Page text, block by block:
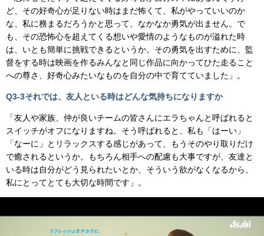
ど、その好奇心が足りない時はまだ怖くて、私がやっていいのか
な、私に務まるだろうかと思って、なかなか勇気が出ません。で
も、その恐怖心を超えてくる想いや愛情のようなものが溢れた時
は、いとも簡単に挑戦できるというか。その勇気を出すために、監
督をする時は映画を作るみんなと同じ作品に向かってひた走ること
への尊さ、好奇心みたいなものを自分の中で育てていました」。
Q3-3それでは、友人といる時はどんな気持ちになりますか
「友人や家族、仲が良いチームの皆さんにエラちゃんと呼ばれると
スイッチがオフになりますね。そう呼ばれると、私も「はーい」
「なーに」とリラックスする感じがあって、もうそのやり取りだけ
で癒されるというか。もちろん相手への配慮も大事ですが、友達と
いる時は自分がどう見られたいとか、そういう欲がなくなるから、
私にとってとても大切な時間です」。